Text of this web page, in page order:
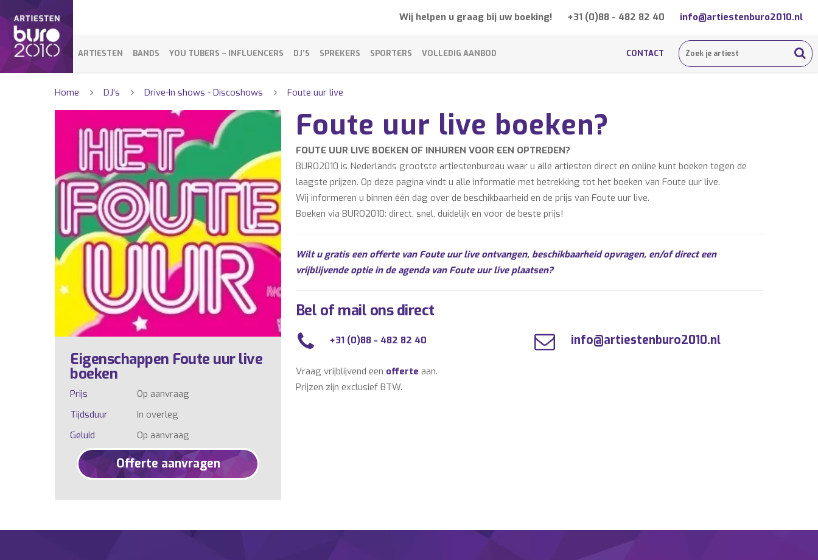
Wij helpen u graag bij uw boeking! +31 (0)88 - 482 82 40 info@artiestenburo2010.nl
ARTIESTEN BANDS YOU TUBERS – INFLUENCERS DJ’S SPREKERS SPORTERS VOLLEDIG AANBOD CONTACT
Home DJ's Drive-In shows - Discoshows Foute uur live
Eigenschappen Foute uur live
boeken
Prijs
Op aanvraag
Tijdsduur
In overleg
Geluid
Op aanvraag
Offerte aanvragen
Foute uur live boeken?
FOUTE UUR LIVE BOEKEN OF INHUREN VOOR EEN OPTREDEN?
BURO2010 is Nederlands grootste artiestenbureau waar u alle artiesten direct en online kunt boeken tegen de
laagste prijzen. Op deze pagina vindt u alle informatie met betrekking tot het boeken van Foute uur live.
Wij informeren u binnen één dag over de beschikbaarheid en de prijs van Foute uur live.
Boeken via BURO2010: direct, snel, duidelijk en voor de beste prijs!
Wilt u gratis een offerte van Foute uur live ontvangen, beschikbaarheid opvragen, en/of direct een
vrijblijvende optie in de agenda van Foute uur live plaatsen?
Bel of mail ons direct
+31 (0)88 - 482 82 40 info@artiestenburo2010.nl
Vraag vrijblijvend een offerte aan.
Prijzen zijn exclusief BTW.